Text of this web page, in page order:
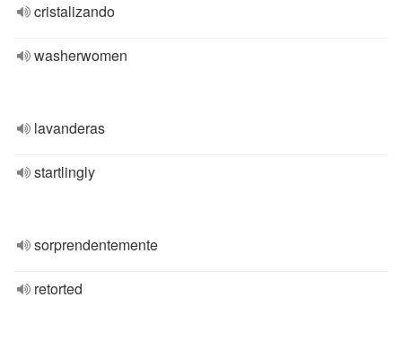
cristalizando
washerwomen
lavanderas
startlingly
sorprendentemente
retorted